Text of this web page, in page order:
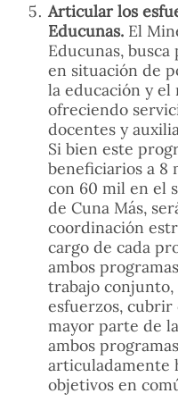
Articular los
Educunas. El
Educunas,
en situación de
la educación y el
ofreciendo
docentes y
Si bien este
beneficiarios a 8
con 60 mil en el
de Cuna Más,
coordinación
cargo de cada
ambos
trabajo
esfuerzos,
mayor parte de
ambos
articuladamente
objetivos en